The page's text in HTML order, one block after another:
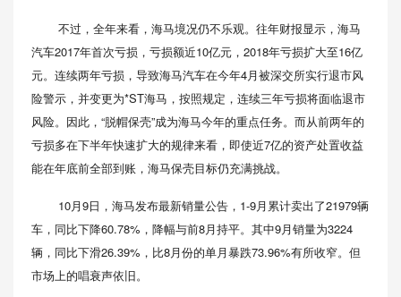
不过，全年来看，海马境况仍不乐观。往年财报显示，海马
汽车2017年首次亏损，亏损额近10亿元，2018年亏损扩大至16亿
元。连续两年亏损，导致海马汽车在今年4月被深交所实行退市风
险警示，并变更为*ST海马，按照规定，连续三年亏损将面临退市
风险。因此，“脱帽保壳”成为海马今年的重点任务。而从前两年的
亏损多在下半年快速扩大的规律来看，即使近7亿的资产处置收益
能在年底前全部到账，海马保壳目标仍充满挑战。
10月9日，海马发布最新销量公告，1-9月累计卖出了21979辆
车，同比下降60.78%，降幅与前8月持平。其中9月销量为3224
辆，同比下滑26.39%，比8月份的单月暴跌73.96%有所收窄。但
市场上的唱衰声依旧。